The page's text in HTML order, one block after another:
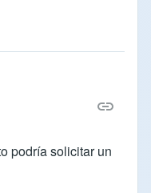
podría solicitar un